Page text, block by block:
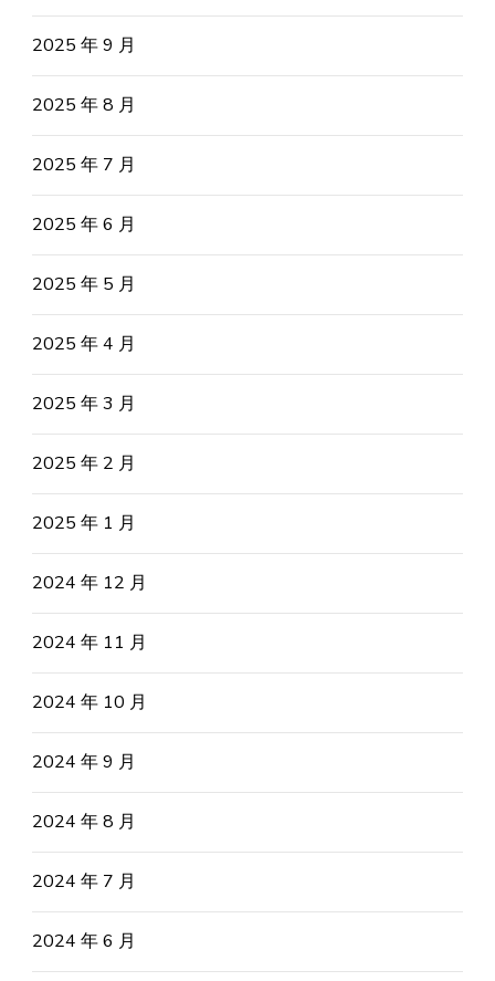
2025 年 9 月
2025 年 8 月
2025 年 7 月
2025 年 6 月
2025 年 5 月
2025 年 4 月
2025 年 3 月
2025 年 2 月
2025 年 1 月
2024 年 12 月
2024 年 11 月
2024 年 10 月
2024 年 9 月
2024 年 8 月
2024 年 7 月
2024 年 6 月